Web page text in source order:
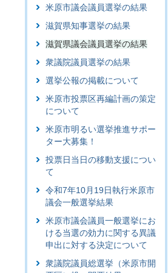
米原市議会議員選挙の結果
滋賀県知事選挙の結果
滋賀県議会議員選挙の結果
衆議院議員選挙の結果
選挙公報の掲載について
米原市投票区再編計画の策定
について
米原市明るい選挙推進サポー
ター大募集！
投票日当日の移動支援につい
て
令和7年10月19日執行米原市
議会一般選挙結果
米原市議会議員一般選挙にお
ける当選の効力に関する異議
申出に対する決定について
衆議院議員総選挙（米原市開